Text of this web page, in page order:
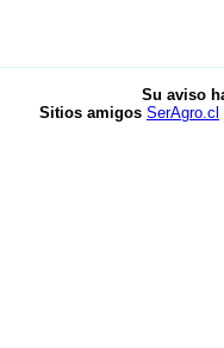
Su aviso
Sitios amigos SerAgro.cl